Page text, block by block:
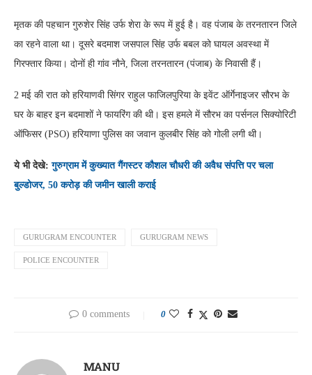
मृतक की पहचान गुरुशेर सिंह उर्फ शेरा के रूप में हुई है। वह पंजाब के तरनतारन जिले
का रहने वाला था। दूसरे बदमाश जसपाल सिंह उर्फ बबल को घायल अवस्था में
गिरफ्तार किया। दोनों ही गांव नौने, जिला तरनतारन (पंजाब) के निवासी हैं।
2 मई की रात को हरियाणवी सिंगर राहुल फाजिलपुरिया के इवेंट ऑर्गेनाइजर सौरभ के
घर के बाहर इन बदमाशों ने फायरिंग की थी। इस हमले में सौरभ का पर्सनल सिक्योरिटी
ऑफिसर (PSO) हरियाणा पुलिस का जवान कुलबीर सिंह को गोली लगी थी।
ये भी देखे: गुरुग्राम में कुख्यात गैंगस्टर कौशल चौधरी की अवैध संपत्ति पर चला
बुल्डोजर, 50 करोड़ की जमीन खाली कराई
GURUGRAM ENCOUNTER GURUGRAM NEWS
POLICE ENCOUNTER
0 comments 0
MANU